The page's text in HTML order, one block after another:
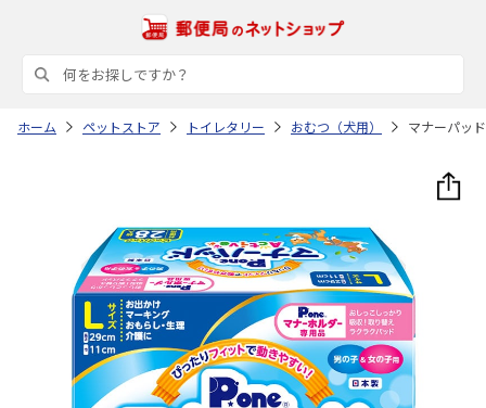
ホーム ペットストア トイレタリー おむつ（犬用） マナーパッ